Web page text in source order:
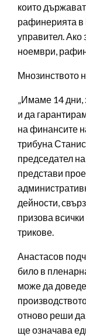
които
рафинерията в
управител. Ако
ноември,
Мнозинството
„Имаме 14
и да
на финансите
трибуна
председател
представи
дейности,
призова
трикове.
Анастасов
било в
може да
отново реши
ще означава